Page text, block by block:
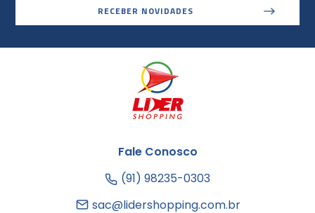
RECEBER NOVIDADES
Fale Conosco
(91) 98235-0303
sac@lidershopping.com.br